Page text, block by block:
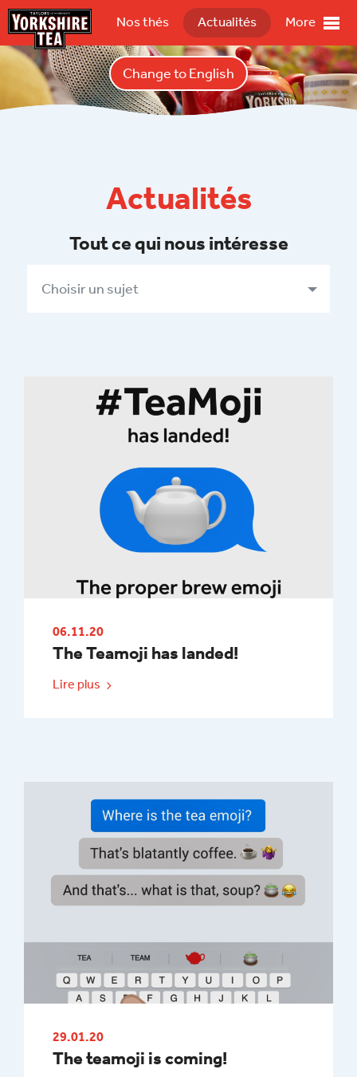
Nos thés Actualités More
Change to English
Actualités
Tout ce qui nous intéresse
Choisir un sujet
06.11.20
The Teamoji has landed!
Lire plus
29.01.20
The teamoji is coming!